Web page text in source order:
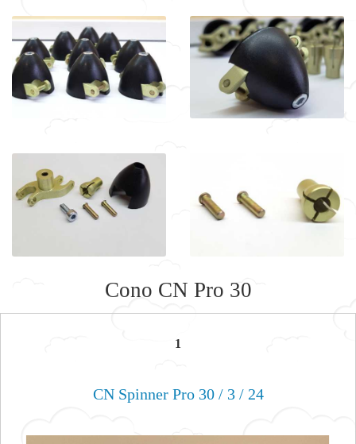
Cono CN Pro 30
1
CN Spinner Pro 30 / 3 / 24